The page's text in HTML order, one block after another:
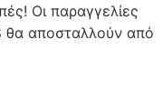
Οι παραγγελίες
αποσταλλούν από